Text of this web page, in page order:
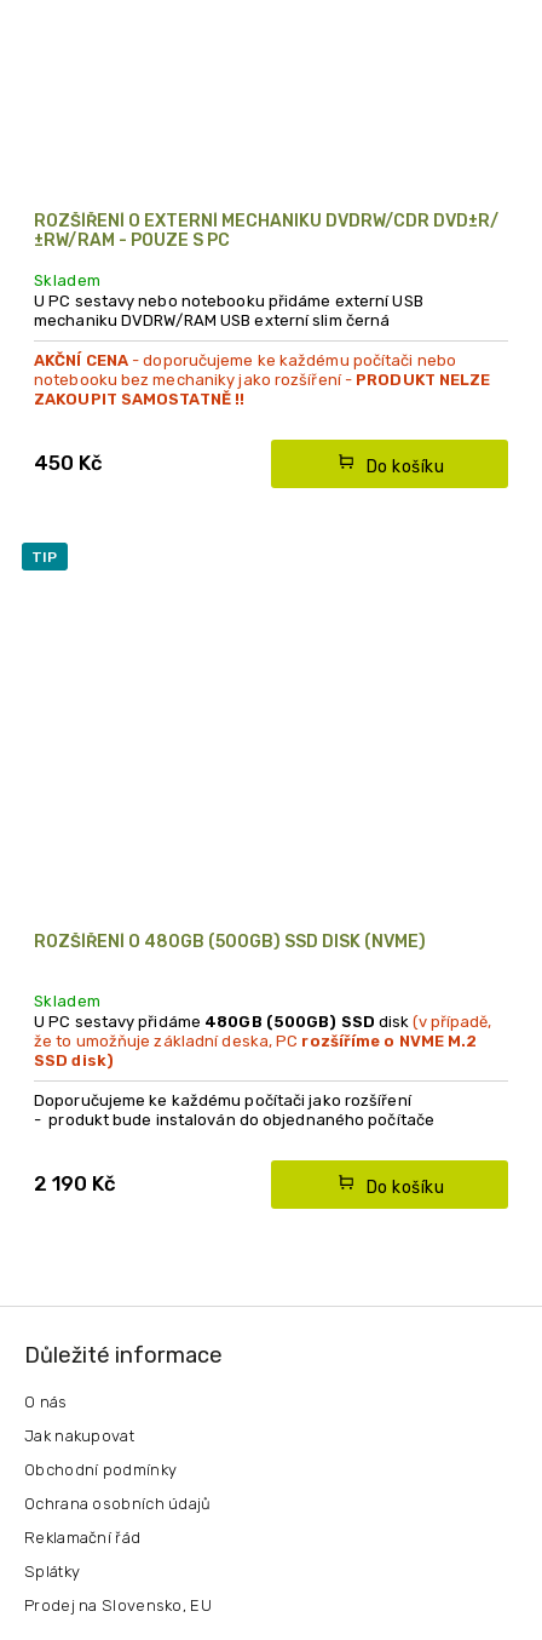
ROZŠÍŘENÍ O EXTERNÍ MECHANIKU DVDRW/CDR DVD±R/
±RW/RAM - POUZE S PC
Skladem
450 Kč Do košíku
U PC sestavy nebo notebooku přidáme externí USB
mechaniku DVDRW/RAM USB externí slim černá
AKČNÍ CENA - doporučujeme ke každému počítači nebo
notebooku bez mechaniky jako rozšíření - PRODUKT NELZE
ZAKOUPIT SAMOSTATNĚ !!
TIP
ROZŠÍŘENÍ O 480GB (500GB) SSD DISK (NVME)
Skladem
2 190 Kč Do košíku
U PC sestavy přidáme 480GB (500GB) SSD disk(v případě,
že to umožňuje základní deska, PC rozšíříme o NVME M.2
SSD disk)
Doporučujeme ke každému počítači jako rozšíření
- produkt bude instalován do objednaného počítače
Důležité informace
O nás
Jak nakupovat
Obchodní podmínky
Ochrana osobních údajů
Reklamační řád
Splátky
Prodej na Slovensko, EU